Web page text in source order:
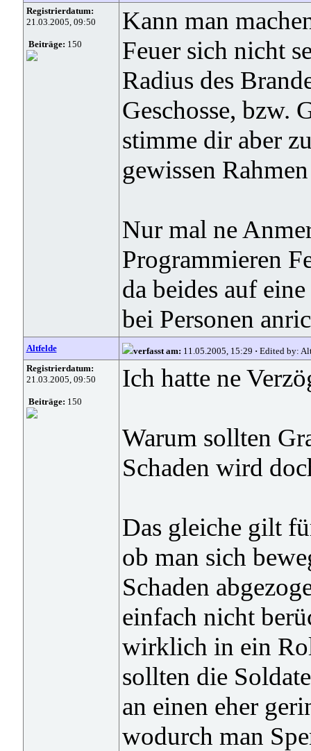
Registrierdatum:
21.03.2005, 09:50
Beiträge: 150
Kann man
Feuer sich nicht
Radius des
Geschosse, bzw.
stimme dir aber
gewissen
Nur mal ne
Programmieren
da beides auf
bei Personen
Altfelde verfasst am: 11.05.2005, 15:29 · Edited by:
Registrierdatum:
21.03.2005, 09:50
Beiträge: 150
Ich hatte ne
Warum sollten
Schaden wird
Das gleiche gilt
ob man sich
Schaden
einfach nicht
wirklich in ein
sollten die
an einen eher
wodurch man